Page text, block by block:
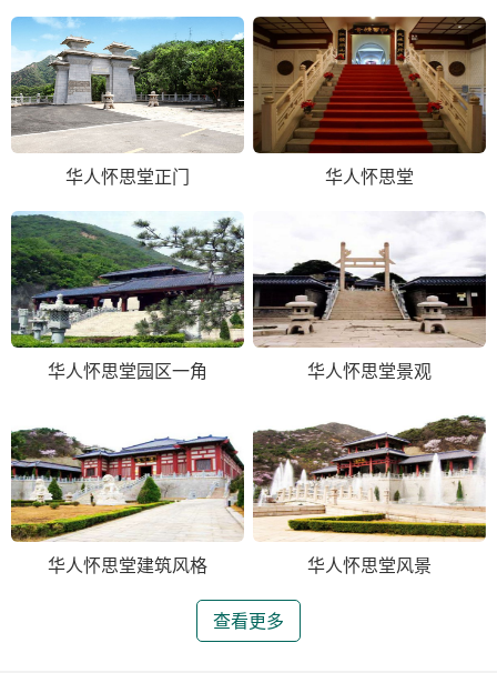
华人怀思堂正门 华人怀思堂
华人怀思堂园区一角 华人怀思堂景观
华人怀思堂建筑风格 华人怀思堂风景
查看更多